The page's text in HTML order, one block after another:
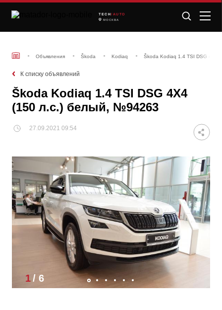
TECH /AUTO
МОСКВА
Объявления Škoda Kodiaq Škoda Kodiaq 1.4 TSI DSG
К списку объявлений
Škoda Kodiaq 1.4 TSI DSG 4X4
(150 л.с.) белый, №94263
27.09.2021 09:54
1/ 6